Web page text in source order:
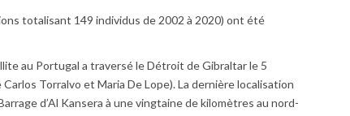
totalisant 149 individus de 2002 à 2020) ont été
au Portugal a traversé le Détroit de Gibraltar le 5
Torralvo et Maria De Lope). La dernière localisation
d’Al Kansera à une vingtaine de kilomètres au nord-